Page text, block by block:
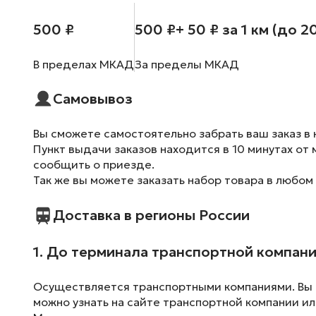
500 ₽
В пределах МКАД
500 ₽+ 50 ₽ за 1 км (до
За пределы МКАД
Самовывоз
Вы сможете самостоятельно забрать ваш заказ
Пункт выдачи заказов находится в 10 минутах
сообщить о приезде.
Так же вы можете заказать набор товара в
Доставка в регионы России
1. До терминала транспортной
Осуществляется транспортными компаниями. Вы
можно узнать на сайте транспортной компании